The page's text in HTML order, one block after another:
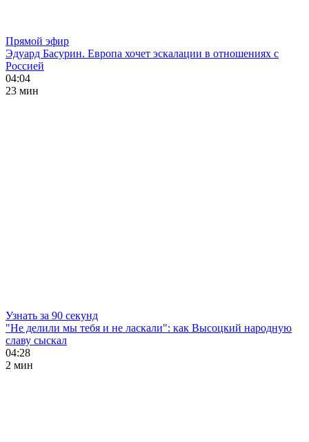
Прямой эфир
Эдуард Басурин. Европа хочет эскалации в отношениях с
Россией
04:04
23 мин
Узнать за 90 секунд
"Не делили мы тебя и не ласкали": как Высоцкий народную
славу сыскал
04:28
2 мин